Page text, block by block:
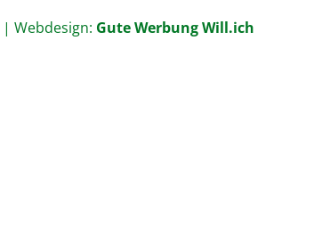
| Webdesign: Gute Werbung Will.ich